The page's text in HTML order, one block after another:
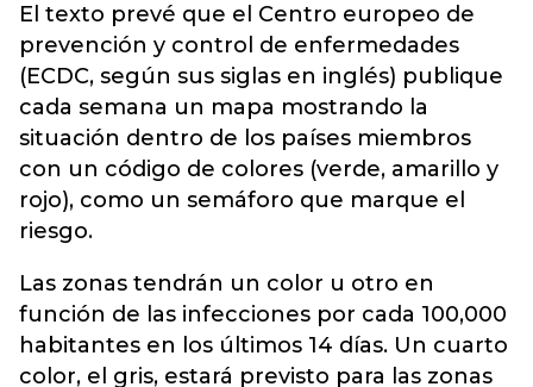
El texto prevé que el Centro europeo de
prevención y control de enfermedades
(ECDC, según sus siglas en inglés) publique
cada semana un mapa mostrando la
situación dentro de los países miembros
con un código de colores (verde, amarillo y
rojo), como un semáforo que marque el
riesgo.
Las zonas tendrán un color u otro en
función de las infecciones por cada 100,000
habitantes en los últimos 14 días. Un cuarto
color, el gris, estará previsto para las zonas